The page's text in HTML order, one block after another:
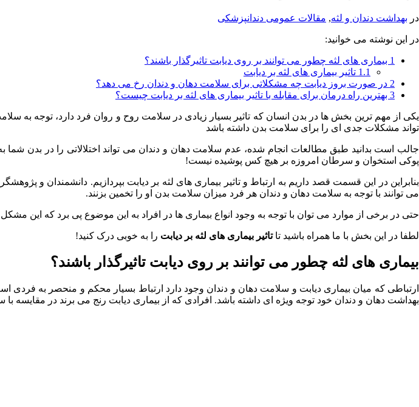
در بهداشت دندان و لثه, مقالات عمومی دندانپزشکی
در این نوشته می خوانید:
1 بیماری های لثه چطور می توانند بر روی دیابت تاثیرگذار باشند؟
1.1 تاثیر بیماری های لثه بر دیابت
2 در صورت بروز دیابت چه مشکلاتی برای سلامت دهان و دندان رخ می دهد؟
3 بهترین راه درمان برای مقابله با تاثیر بیماری های لثه بر دیابت چیست؟
یکی از مهم ترین بخش ها در بدن انسان که تاثیر بسیار زیادی در سلامت روح و روان فرد دارد، توجه
تواند مشکلات جدی ای را برای سلامت بدن داشته باشد
جالب است بدانید طبق مطالعات انجام شده، عدم سلامت دهان و دندان می تواند اختلالاتی را در بدن شما
پوکی استخوان و سرطان امروزه بر هیچ کس پوشیده نیست!
بنابراین در این قسمت قصد داریم به ارتباط و تاثیر بیماری های لثه بر دیابت بپردازیم. دانشمندان و
می توانند با توجه به سلامت دهان و دندان هر فرد میزان سلامت بدن او را تخمین بزنند.
حتی در برخی از موارد می توان با توجه به وجود انواع بیماری ها در افراد به این موضوع پی برد که این
لطفا در این بخش با ما همراه باشید تاتاثیر بیماری های لثه بر دیابت را به خوبی درک کنید!
بیماری های لثه چطور می توانند بر روی دیابت تاثیرگذار باشند؟
ارتباطی که میان بیماری دیابت و سلامت دهان و دندان وجود دارد ارتباط بسیار محکم و منحصر به فردی
بهداشت دهان و دندان خود توجه ویژه ای داشته باشد. افرادی که از بیماری دیابت رنج می برند در مقایسه